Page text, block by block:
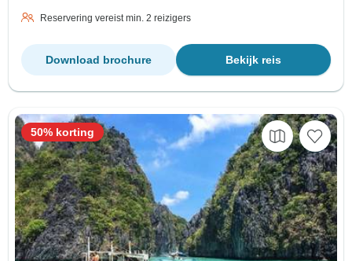
Reservering vereist min. 2 reizigers
Bekijk reis
Download brochure
50% korting